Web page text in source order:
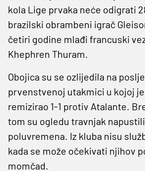
kola Lige prvaka neće odigrati
brazilski obrambeni igrač
četiri godine mlađi francuski
Khephren Thuram.
Obojica su se ozlijedila na
prvenstvenoj utakmici u kojoj
remizirao 1-1 protiv Atalante.
tom su ogledu travnjak
poluvremena. Iz kluba nisu
kada se može očekivati njihov
momčad.